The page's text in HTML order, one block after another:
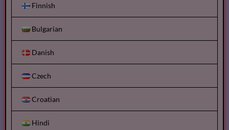
Finnish
Bulgarian
Danish
Czech
Croatian
Hindi